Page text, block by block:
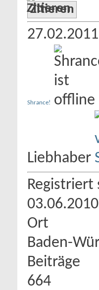
Zitieren
Shrance!
Liebhaber
Registriert
03.06.2010
Ort
Baden-
Beiträge
664